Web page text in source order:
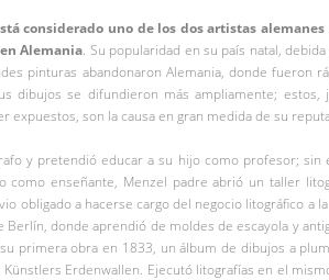
considerado uno de los dos artistas
Alemania. Su popularidad en su país natal,
pinturas abandonaron Alemania, donde fueron
dibujos se difundieron más ampliamente;
expuestos, son la causa en gran medida de su
y pretendió educar a su hijo como profesor;
enseñante, Menzel padre abrió un taller
obligado a hacerse cargo del negocio litográfico a
donde aprendió de moldes de escayola y
primera obra en 1833, un álbum de dibujos a
Erdenwallen. Ejecutó litografías en el